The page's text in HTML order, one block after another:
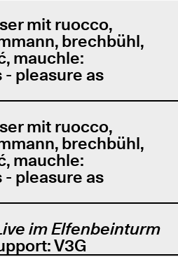
mit ruocco,
brechbühl,
mauchle:
pleasure as
mit ruocco,
brechbühl,
mauchle:
pleasure as
im Elfenbeinturm
V3G